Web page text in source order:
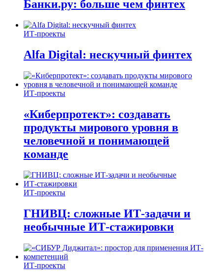
Банки.ру: больше чем финтех
ИТ-проекты
Alfa Digital: нескучный финтех
ИТ-проекты
«Киберпротект»: создавать
продукты мирового уровня в
человечной и понимающей
команде
ИТ-проекты
ГНИВЦ: сложные ИТ‑задачи и
необычные ИТ‑стажировки
ИТ-проекты